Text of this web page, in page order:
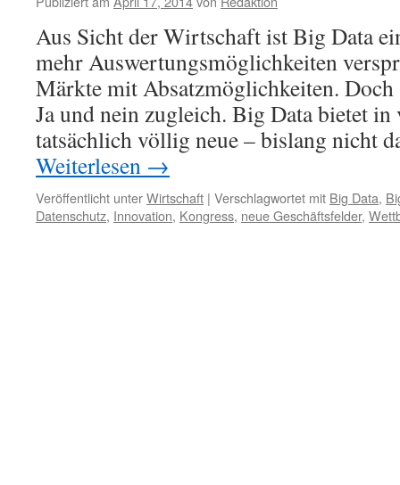
Aus Sicht der Wirtschaft ist Big Data
mehr Auswertungsmöglichkeiten
Märkte mit Absatzmöglichkeiten.
Ja und nein zugleich. Big Data bietet
tatsächlich völlig neue – bislang nicht
Weiterlesen →
Veröffentlicht unterWirtschaft | Verschlagwortet mit Big Data,
Datenschutz, Innovation, Kongress, neue Geschäftsfelder,